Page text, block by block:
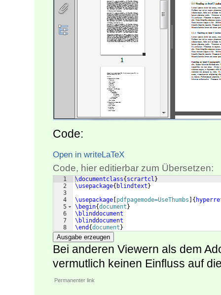
Code:
Open in writeLaTeX
Code, hier editierbar zum Übersetzen:
1
2
3
4
5
6
7
8
\documentclass{ scrartcl }
\usepackage{ blindtext }
\usepackage pdfpagemode=UseThumbs {
\begin{document }
\blinddocument
\blinddocument
\end {document }
Ausgabe erzeugen
Bei anderen Viewern als dem
vermutlich keinen Einfluss auf
Permanenter link